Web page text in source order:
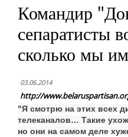
Командир
сепаратисты
сколько мы
03.06.2014
http://
"Я смотрю на этих всех
телеканалов… Такие
но они на самом деле